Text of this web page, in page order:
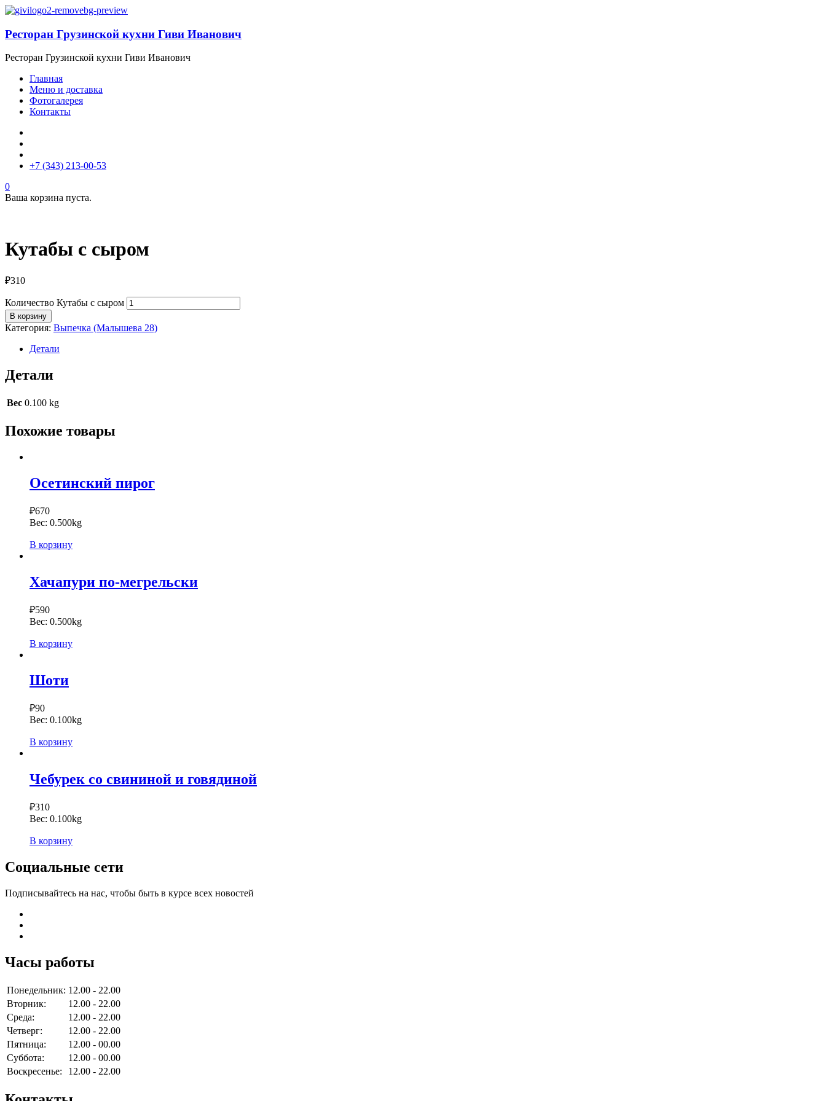
Ресторан Грузинской кухни Гиви Иванович
Ресторан Грузинской кухни Гиви Иванович
Главная
Меню и доставка
Фотогалерея
Контакты
+7 (343) 213-00-53
0
Ваша корзина пуста.
Кутабы с сыром
₽310
Количество Кутабы с сыром
В корзину
Категория: Выпечка (Малышева 28)
Детали
Детали
Вес 0.100 kg
Похожие товары
Осетинский пирог
₽670
Вес: 0.500kg
В корзину
Хачапури по-мегрельски
₽590
Вес: 0.500kg
В корзину
Шоти
₽90
Вес: 0.100kg
В корзину
Чебурек со свининой и говядиной
₽310
Вес: 0.100kg
В корзину
Социальные сети
Подписывайтесь на нас, чтобы быть в курсе всех новостей
Часы работы
Понедельник: 12.00 - 22.00
Вторник:
12.00 - 22.00
Среда:
12.00 - 22.00
Четверг:
12.00 - 22.00
Пятница:
12.00 - 00.00
Суббота:
12.00 - 00.00
Воскресенье:
12.00 - 22.00